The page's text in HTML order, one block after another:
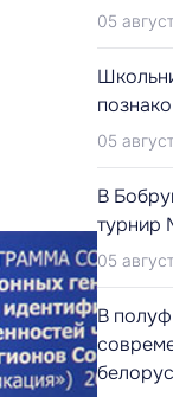
05
05
В
турнир
05
В